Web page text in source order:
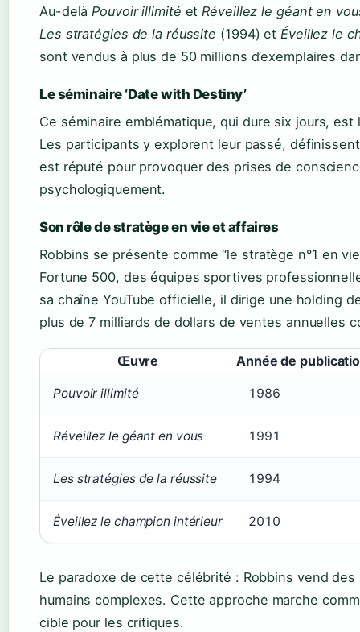
Au-delàPouvoir illimité etRéveillez le géant en
Les stratégies de la réussite (1994) etÉveillez le
sont vendus à plus de 50 millions d’exemplaires
Le séminaire ‘Date with Destiny’
Ce séminaire emblématique, qui dure six jours,
Les participants y explorent leur passé,
est réputé pour provoquer des prises de
psychologiquement.
Son rôle de stratège en vie et affaires
Robbins se présente comme “le stratège n°1 en
Fortune 500, des équipes sportives
sa chaîne YouTube officielle, il dirige une holding
plus de 7 milliards de dollars de ventes annuelles
Œuvre Année de
Pouvoir illimité 1986
Réveillez le géant en vous 1991
Les stratégies de la réussite 1994
Éveillez le champion intérieur 2010
Le paradoxe de cette célébrité : Robbins vend
humains complexes. Cette approche marche
cible pour les critiques.